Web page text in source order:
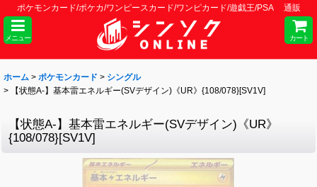
ポケモンカード/ポケカ/ワンピースカード/ワンピカード/遊戯王/PSA 通販
メニュー カート
ホーム > ポケモンカード > シングル
>
【状態A-】基本雷エネルギー(SVデザイン)《UR》{108/078}[SV1V]
【状態A-】基本雷エネルギー(SVデザイン)《UR》
{108/078}[SV1V]